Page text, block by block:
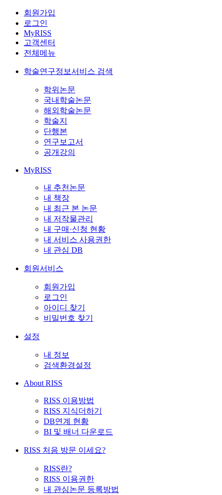
회원가입
로그인
MyRISS
고객센터
전체메뉴
학술연구정보서비스 검색
학위논문
국내학술논문
해외학술논문
학술지
단행본
연구보고서
공개강의
MyRISS
내 추천논문
내 책장
내 최근 본 논문
내 저작물관리
내 구매·신청 현황
내 서비스 사용권한
내 관심 DB
회원서비스
회원가입
로그인
아이디 찾기
비밀번호 찾기
설정
내 정보
검색환경설정
About RISS
RISS 이용방법
RISS 지식더하기
DB연계 현황
BI 및 배너 다운로드
RISS 처음 방문 이세요?
RISS란?
RISS 이용권한
내 관심논문 등록방법